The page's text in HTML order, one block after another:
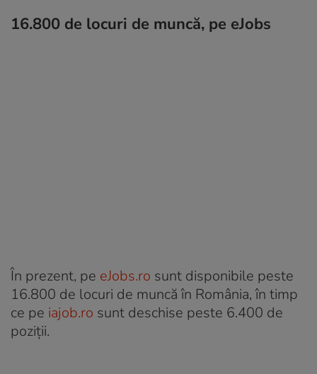
16.800 de locuri de muncă, pe eJobs
În prezent, pe eJobs.ro sunt disponibile peste
16.800 de locuri de muncă în România, în timp
ce pe iajob.ro sunt deschise peste 6.400 de
poziții.